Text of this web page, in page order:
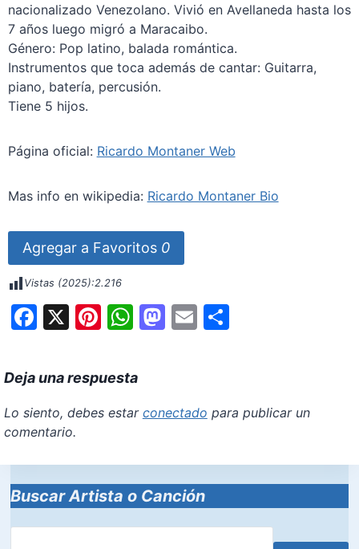
nacionalizado Venezolano. Vivió en Avellaneda hasta los
7 años luego migró a Maracaibo.
Género: Pop latino, balada romántica.
Instrumentos que toca además de cantar: Guitarra,
piano, batería, percusión.
Tiene 5 hijos.
Página oficial: Ricardo Montaner Web
Mas info en wikipedia: Ricardo Montaner Bio
Agregar a Favoritos 0
Vistas (2025):2.216
F
c
e
b
o
o
k
X Pi
er
e
st
W
at
s
A
p
M
d
n
E S
Deja una respuesta
Lo siento, debes estar conectado para publicar un
comentario.
Buscar Artista o Canción